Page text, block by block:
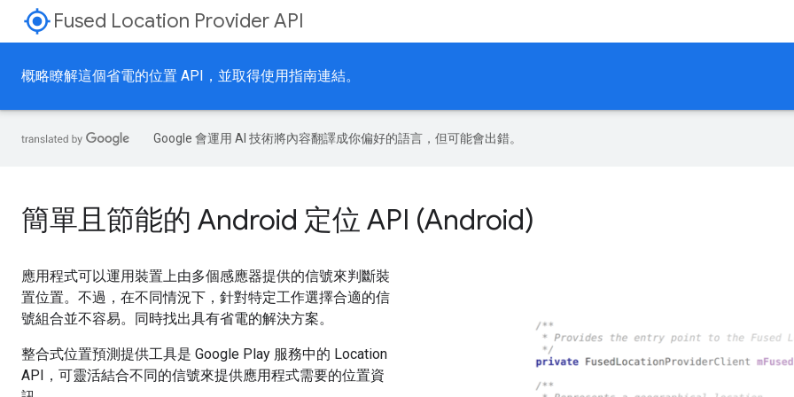
my_locationFused Location Provider API
概略瞭解這個省電的位置 API，並取得使用指南連結。
Google 會運用 AI 技術將內容翻譯成你偏好的語言，但可能會出錯。
簡單且節能的 Android 定位 API (Android)
應用程式可以運用裝置上由多個感應器提供的信號來判斷裝
置位置。不過，在不同情況下，針對特定工作選擇合適的信
號組合並不容易。同時找出具有省電的解決方案。
整合式位置預測提供工具是 Google Play 服務中的 Location
API，可靈活結合不同的信號來提供應用程式需要的位置資